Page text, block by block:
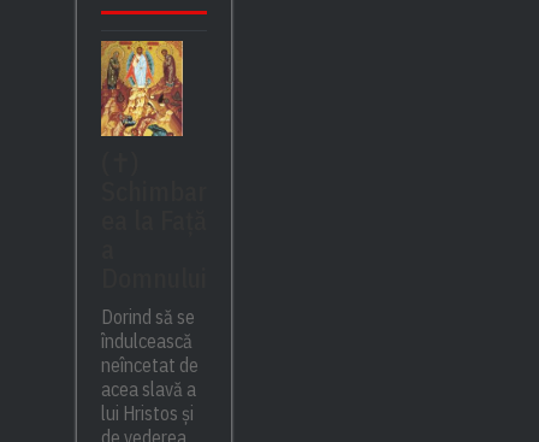
Dorind să se
îndulcească
neîncetat de
acea slavă a
lui Hristos și
de vederea